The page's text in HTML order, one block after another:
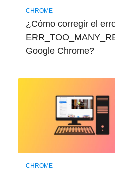
CHROME
¿Cómo corregir el
Google Chrome?
CHROME